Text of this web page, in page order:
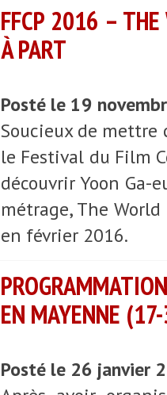
FFCP 2016 – THE
À PART
Posté le 19
Soucieux de mettre
le Festival du Film
découvrir Yoon Ga-
métrage, The
en février 2016.
EN MAYENNE
Posté le 26 janvier